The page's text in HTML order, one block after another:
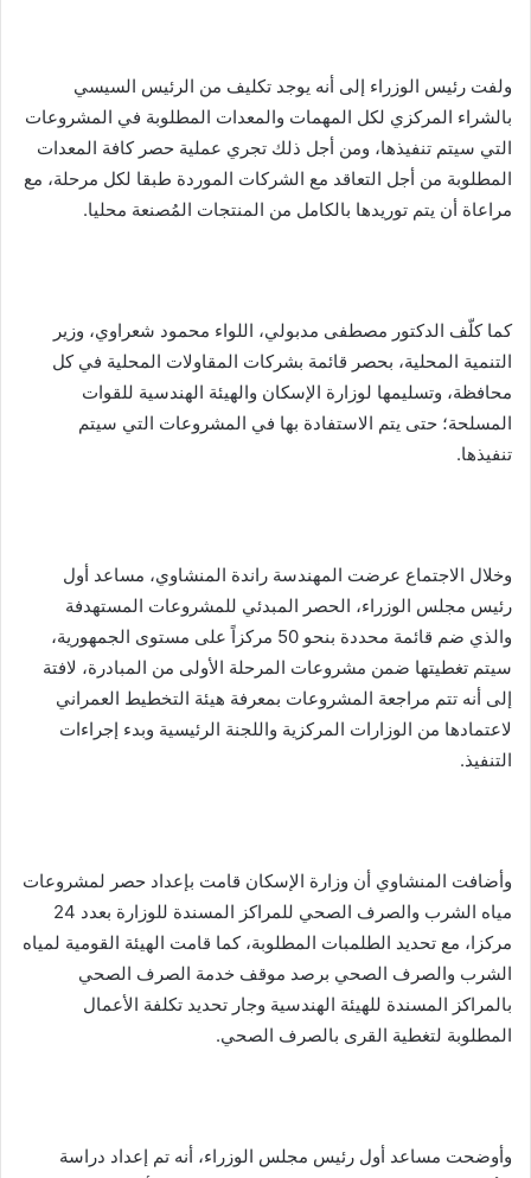
ولفت رئيس الوزراء إلى أنه يوجد تكليف من الرئيس السيسي
بالشراء المركزي لكل المهمات والمعدات المطلوبة في المشروعات
التي سيتم تنفيذها، ومن أجل ذلك تجري عملية حصر كافة المعدات
المطلوبة من أجل التعاقد مع الشركات الموردة طبقا لكل مرحلة، مع
مراعاة أن يتم توريدها بالكامل من المنتجات المُصنعة محليا.
كما كلّف الدكتور مصطفى مدبولي، اللواء محمود شعراوي، وزير
التنمية المحلية، بحصر قائمة بشركات المقاولات المحلية في كل
محافظة، وتسليمها لوزارة الإسكان والهيئة الهندسية للقوات
المسلحة؛ حتى يتم الاستفادة بها في المشروعات التي سيتم
تنفيذها.
وخلال الاجتماع عرضت المهندسة راندة المنشاوي، مساعد أول
رئيس مجلس الوزراء، الحصر المبدئي للمشروعات المستهدفة
والذي ضم قائمة محددة بنحو 50 مركزاً على مستوى الجمهورية،
سيتم تغطيتها ضمن مشروعات المرحلة الأولى من المبادرة، لافتة
إلى أنه تتم مراجعة المشروعات بمعرفة هيئة التخطيط العمراني
لاعتمادها من الوزارات المركزية واللجنة الرئيسية وبدء إجراءات
التنفيذ.
وأضافت المنشاوي أن وزارة الإسكان قامت بإعداد حصر لمشروعات
مياه الشرب والصرف الصحي للمراكز المسندة للوزارة بعدد 24
مركزا، مع تحديد الطلمبات المطلوبة، كما قامت الهيئة القومية لمياه
الشرب والصرف الصحي برصد موقف خدمة الصرف الصحي
بالمراكز المسندة للهيئة الهندسية وجار تحديد تكلفة الأعمال
المطلوبة لتغطية القرى بالصرف الصحي.
وأوضحت مساعد أول رئيس مجلس الوزراء، أنه تم إعداد دراسة